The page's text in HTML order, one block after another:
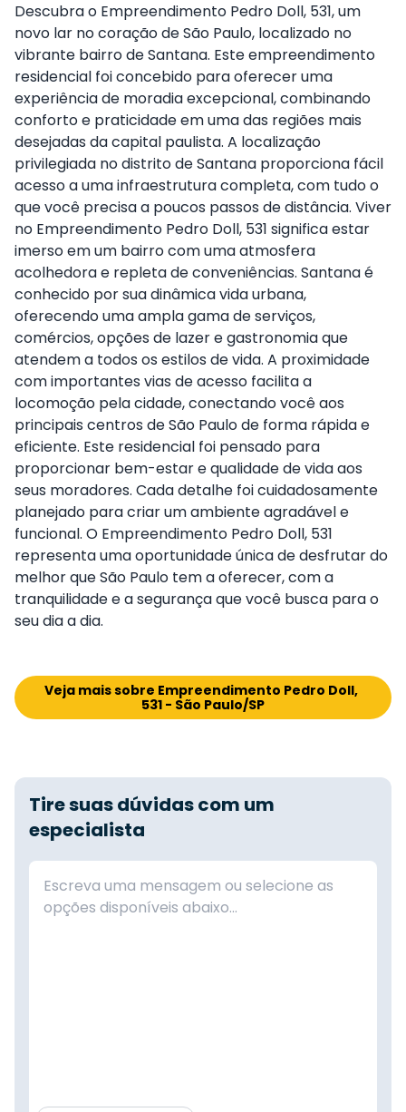
Descubra o Empreendimento Pedro Doll, 531, um
novo lar no coração de São Paulo, localizado no
vibrante bairro de Santana. Este empreendimento
residencial foi concebido para oferecer uma
experiência de moradia excepcional, combinando
conforto e praticidade em uma das regiões mais
desejadas da capital paulista. A localização
privilegiada no distrito de Santana proporciona fácil
acesso a uma infraestrutura completa, com tudo o
que você precisa a poucos passos de distância. Viver
no Empreendimento Pedro Doll, 531 significa estar
imerso em um bairro com uma atmosfera
acolhedora e repleta de conveniências. Santana é
conhecido por sua dinâmica vida urbana,
oferecendo uma ampla gama de serviços,
comércios, opções de lazer e gastronomia que
atendem a todos os estilos de vida. A proximidade
com importantes vias de acesso facilita a
locomoção pela cidade, conectando você aos
principais centros de São Paulo de forma rápida e
eficiente. Este residencial foi pensado para
proporcionar bem-estar e qualidade de vida aos
seus moradores. Cada detalhe foi cuidadosamente
planejado para criar um ambiente agradável e
funcional. O Empreendimento Pedro Doll, 531
representa uma oportunidade única de desfrutar do
melhor que São Paulo tem a oferecer, com a
tranquilidade e a segurança que você busca para o
seu dia a dia.
Veja mais sobre Empreendimento Pedro Doll,
531 - São Paulo/SP
Tire suas dúvidas com um
especialista